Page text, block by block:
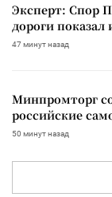
Эксперт: Спор
дороги
47 минут назад
Минпромторг
российские
50 минут назад